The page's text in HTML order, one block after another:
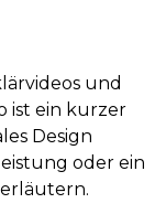
und
ist ein kurzer
Design
oder ein